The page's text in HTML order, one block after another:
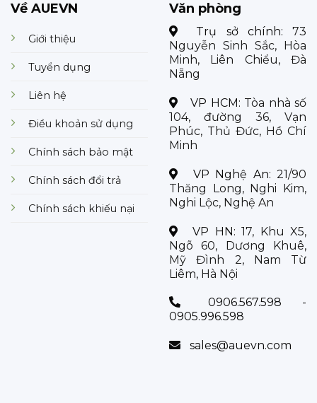
Về AUEVN
Giới thiệu
Tuyển dụng
Liên hệ
Điều khoản sử dụng
Chính sách bảo mật
Chính sách đổi trả
Chính sách khiếu nại
Văn phòng
Trụ sở chính: 73
Nguyễn Sinh Sắc, Hòa
Minh, Liên Chiểu, Đà
Nẵng
VP HCM: Tòa nhà số
104, đường 36, Vạn
Phúc, Thủ Đức, Hồ Chí
Minh
VP Nghệ An: 21/90
Thăng Long, Nghi Kim,
Nghi Lộc, Nghệ An
VP HN:17, Khu X5,
Ngõ 60, Dương Khuê,
Mỹ Đình 2, Nam Từ
Liêm, Hà Nội
0906.567.598 -
0905.996.598
sales@auevn.com